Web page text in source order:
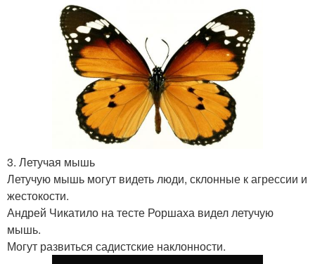
3. Летучая мышь
Летучую мышь могут видеть люди, склонные к агрессии и
жестокости.
Андрей Чикатило на тесте Роршаха видел летучую
мышь.
Могут развиться садистские наклонности.